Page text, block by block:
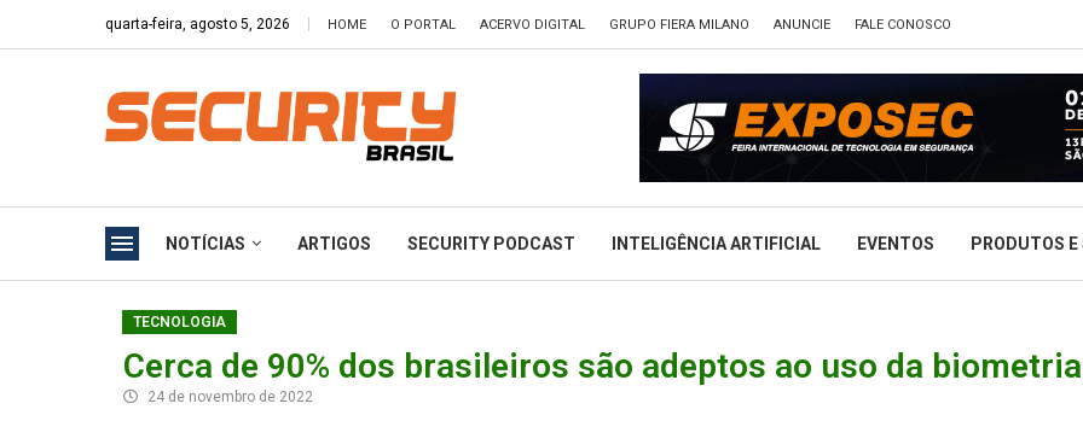
quarta-feira, agosto 5, 2026 HOME O PORTAL ACERVO DIGITAL GRUPO FIERA MILANO ANUNCIE FALE CONOSCO
NOTÍCIAS ARTIGOS SECURITY PODCAST INTELIGÊNCIA ARTIFICIAL EVENTOS PRODUTOS E
TECNOLOGIA
Cerca de 90% dos brasileiros são adeptos ao uso da
24 de novembro de 2022